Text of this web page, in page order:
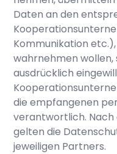
Daten an den
Kommunikation
wahrnehmen wollen,
ausdrücklich
die empfangenen
verantwortlich.
gelten die
jeweiligen Partners.